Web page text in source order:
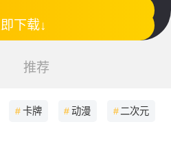
下载↓
推荐
#卡牌 #动漫 # 二次元